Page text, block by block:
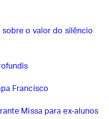
sobre o valor do silêncio
Francisco
Missa para ex-alunos